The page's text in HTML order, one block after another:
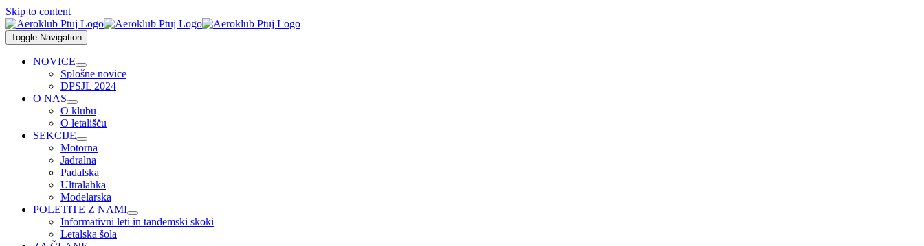
Skip to content
Toggle Navigation
NOVICE
Splošne novice
DPSJL 2024
O NAS
O klubu
O letališču
SEKCIJE
Motorna
Jadralna
Padalska
Ultralahka
Modelarska
POLETITE Z NAMI
Informativni leti in tandemski skoki
Letalska šola